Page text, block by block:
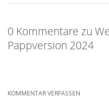
0 Kommentare zu
Pappversion 2024
KOMMENTAR VERFASSEN